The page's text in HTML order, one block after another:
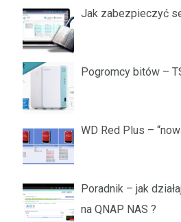
Jak zabezpieczyć
Pogromcy bitów –
WD Red Plus –
Poradnik – jak
na QNAP NAS ?